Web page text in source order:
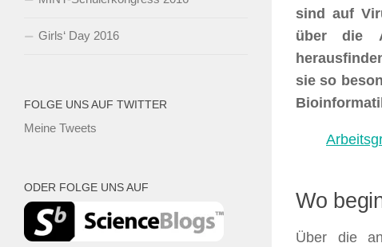
sind auf
über die
sie so
Wo
Über die
Girls‘ Day 2016
FOLGE UNS AUF TWITTER
Meine Tweets
ODER FOLGE UNS AUF